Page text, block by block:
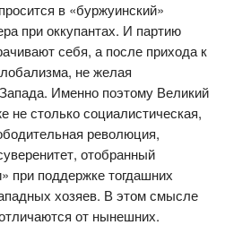
в «буржуинский»
при оккупантах. И партию
себя, а после прихода к
не желая
Именно поэтому Великий
не столько социалистическая,
революция,
отобранный
при поддержке тогдашних
хозяев. В этом смысле
от нынешних.